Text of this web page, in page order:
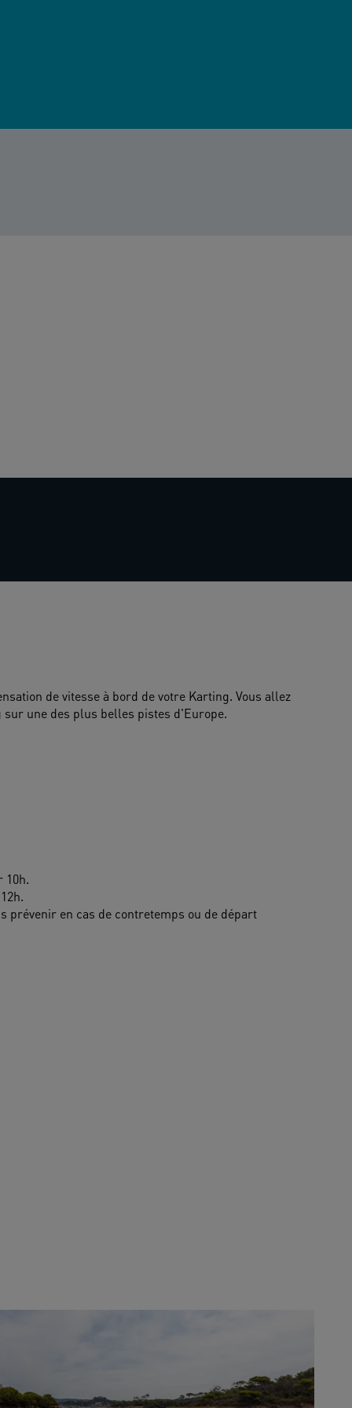
de vitesse à bord de votre Karting. Vous allez
une des plus belles pistes d'Europe.
10h.
prévenir en cas de contretemps ou de départ